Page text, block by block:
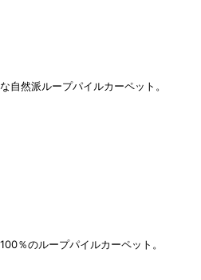
自然派ループパイルカーペット。
％のループパイルカーペット。